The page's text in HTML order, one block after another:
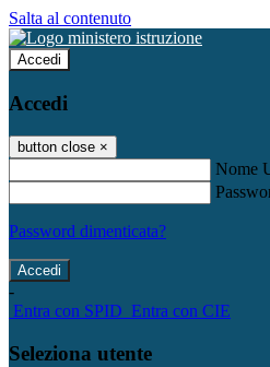
Salta al contenuto
Accedi
Accedi
button close ×
Nome
Password dimenticata?
-
Entra con SPID Entra con CIE
Seleziona utente